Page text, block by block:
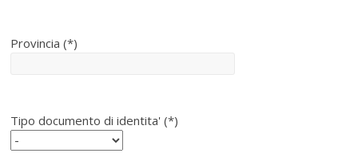
Provincia (*)
Tipo documento di identita' (*)